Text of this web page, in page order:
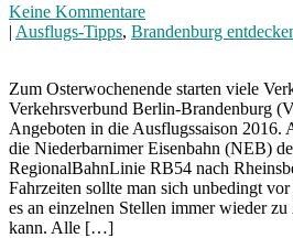
Keine Kommentare
| Ausflugs-Tipps, Brandenburg
Zum Osterwochenende starten viele
Verkehrsverbund Berlin-Brandenburg
Angeboten in die Ausflugssaison 2016.
die Niederbarnimer Eisenbahn (NEB)
RegionalBahnLinie RB54 nach
Fahrzeiten sollte man sich unbedingt
es an einzelnen Stellen immer wieder
kann. Alle […]